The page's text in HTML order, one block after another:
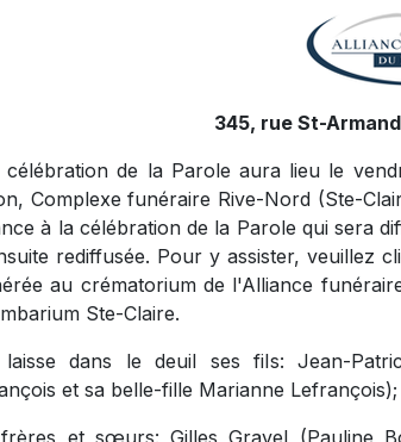
345, rue St-
célébration de la Parole aura lieu le
Complexe funéraire Rive-Nord (Ste-
à la célébration de la Parole qui sera
rediffusée. Pour y assister, veuillez
au crématorium de l'Alliance
Ste-Claire.
laisse dans le deuil ses fils: Jean-
et sa belle-fille Marianne Lefrançois);
et sœurs: Gilles Gravel (Pauline